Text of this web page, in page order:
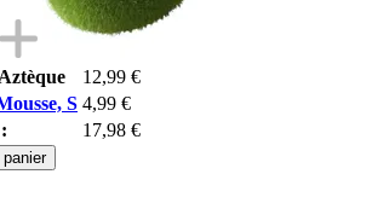
12,99 €
S 4,99 €
17,98 €